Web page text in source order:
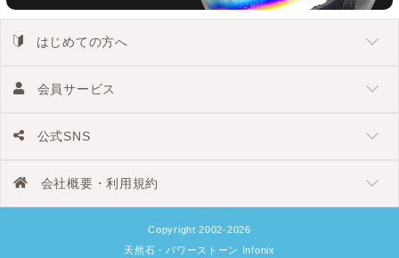
はじめての方へ
会員サービス
公式SNS
会社概要・利用規約
Copyright 2002-2026
天然石・パワーストーン Infonix